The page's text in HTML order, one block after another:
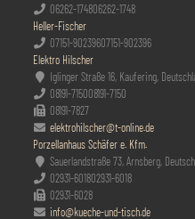
06262-174806262-1748
Heller-Fischer
07151-90239607151-902396
Elektro Hilscher
Iglinger Straße 16, Kaufering,
08191-715008191-7150
08191-7827
elektrohilscher@t-online.de
Porzellanhaus Schäfer e. Kfm.
Sauerlandstraße 73, Arnsberg,
02931-601802931-6018
02931-6028
info@kueche-und-tisch.de